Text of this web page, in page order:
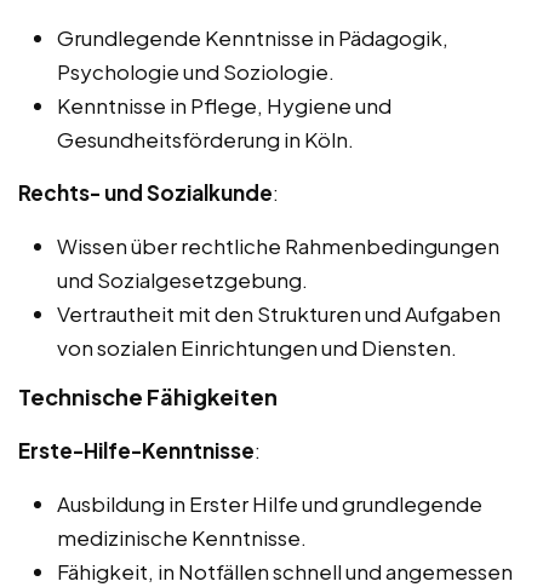
Grundlegende Kenntnisse in Pädagogik,
Psychologie und Soziologie.
Kenntnisse in Pflege, Hygiene und
Gesundheitsförderung in Köln.
Rechts- und Sozialkunde:
Wissen über rechtliche Rahmenbedingungen
und Sozialgesetzgebung.
Vertrautheit mit den Strukturen und Aufgaben
von sozialen Einrichtungen und Diensten.
Technische Fähigkeiten
Erste-Hilfe-Kenntnisse:
Ausbildung in Erster Hilfe und grundlegende
medizinische Kenntnisse.
Fähigkeit, in Notfällen schnell und angemessen